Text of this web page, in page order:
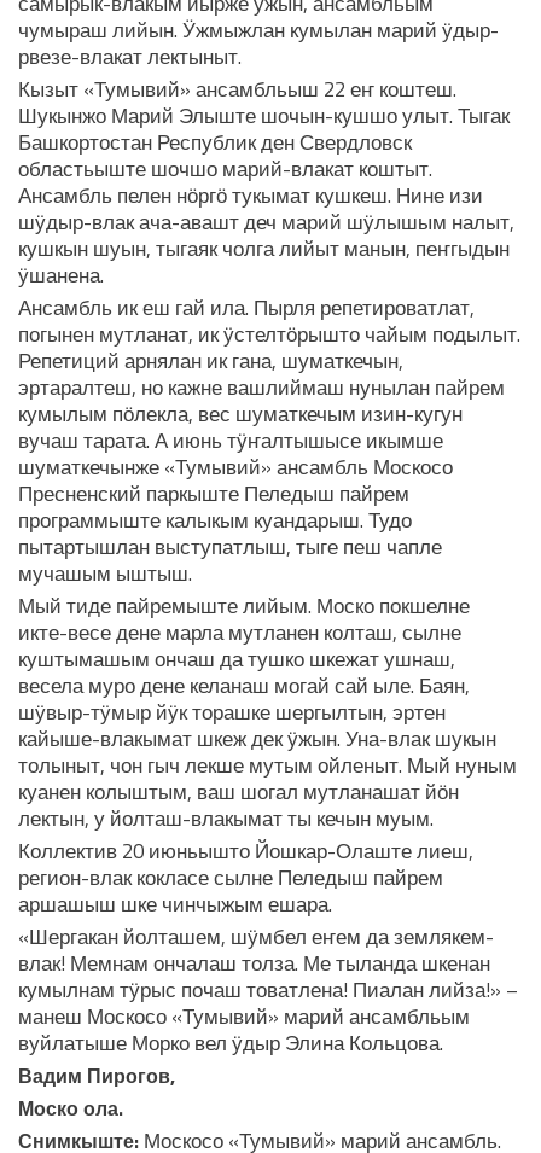
чумыраш лийын. Ӱжмыжлан кумылан марий ӱдыр-
рвезе-влакат лектыныт.
Кызыт «Тумывий» ансамбльыш 22 еҥ коштеш.
Шукынжо Марий Элыште шочын-кушшо улыт. Тыгак
Башкортостан Республик ден Свердловск
областьыште шочшо марий-влакат коштыт.
Ансамбль пелен нӧргӧ тукымат кушкеш. Нине изи
шӱдыр-влак ача-авашт деч марий шӱлышым налыт,
кушкын шуын, тыгаяк чолга лийыт манын, пеҥгыдын
ӱшанена.
Ансамбль ик еш гай ила. Пырля репетироватлат,
погынен мутланат, ик ӱстелтӧрышто чайым подылыт.
Репетиций арнялан ик гана, шуматкечын,
эртаралтеш, но кажне вашлиймаш нунылан пайрем
кумылым пӧлекла, вес шуматкечым изин-кугун
вучаш тарата. А июнь тӱҥалтышысе икымше
шуматкечынже «Тумывий» ансамбль Москосо
Пресненский паркыште Пеледыш пайрем
программыште калыкым куандарыш. Тудо
пытартышлан выступатлыш, тыге пеш чапле
мучашым ыштыш.
Мый тиде пайремыште лийым. Моско покшелне
икте-весе дене марла мутланен колташ, сылне
куштымашым ончаш да тушко шкежат ушнаш,
весела муро дене келанаш могай сай ыле. Баян,
шӱвыр-тӱмыр йӱк торашке шергылтын, эртен
кайыше-влакымат шкеж дек ӱжын. Уна-влак шукын
толыныт, чон гыч лекше мутым ойленыт. Мый нуным
куанен колыштым, ваш шогал мутланашат йӧн
лектын, у йолташ-влакымат ты кечын муым.
Коллектив 20 июньышто Йошкар-Олаште лиеш,
регион-влак кокласе сылне Пеледыш пайрем
аршашыш шке чинчыжым ешара.
«Шергакан йолташем, шӱмбел еҥем да землякем-
влак! Мемнам ончалаш толза. Ме тыланда шкенан
кумылнам тӱрыс почаш товатлена! Пиалан лийза!» –
манеш Москосо «Тумывий» марий ансамбльым
вуйлатыше Морко вел ӱдыр Элина Кольцова.
Вадим Пирогов,
Моско ола.
Снимкыште: Москосо «Тумывий» марий ансамбль.